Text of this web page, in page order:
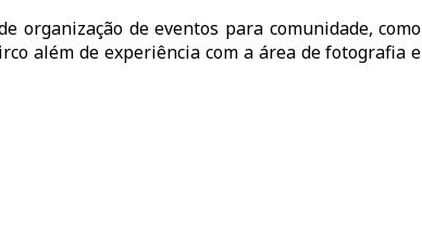
organização de eventos para comunidade, como
além de experiência com a área de fotografia e